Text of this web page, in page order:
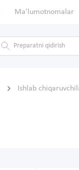
Ma'lumotnomalar
Ishlab